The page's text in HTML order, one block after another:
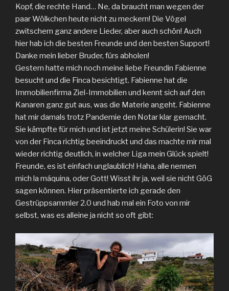
Kopf, die rechte Hand… Ne, da braucht man wegen der
paar Wölkchen heute nicht zu meckern! Die Vögel
zwitschern ganz andere Lieder, aber auch schön! Auch
hier hab ich die besten Freunde und den besten Support!
Danke mein lieber Bruder, fürs abholen!
Gestern hatte mich noch meine liebe Freundin Fabienne
besucht und die Finca besichtigt. Fabienne hat die
Immobilienfirma Ziel-Immobilien und kennt sich auf den
Kanaren ganz gut aus, was die Materie angeht. Fabienne
hat mir damals trotz Pandemie den Notar klar gemacht.
Sie kämpfte für mich und ist jetzt meine Schülerin! Sie war
von der Finca richtig beeindruckt und das machte mir mal
wieder richtig deutlich, in welcher Liga mein Glück spielt!
Freunde, es ist einfach unglaublich! Haha, alle nennen
mich la máquina, oder Gott! Wisst ihr ja, weil sie nicht GöG
sagen können. Hier präsentierte ich gerade den
Gestrüppsammler 2.0 und hab mal ein Foto von mir
selbst, was es alleine ja nicht so oft gibt: